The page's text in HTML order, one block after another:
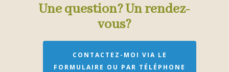
Une question? Un rendez-
vous?
CONTACTEZ-MOI VIA LE
FORMULAIRE OU PAR TÉLÉPHONE